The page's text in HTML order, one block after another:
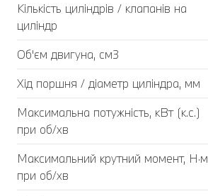
Кількість циліндрів / клапанів на
циліндр
Об'єм двигуна, см3
Хід поршня / діаметр циліндра, мм
Максимальна потужність, кВт (к.с.)
при об/хв
Максимальний крутний момент, Н·м
при об/хв